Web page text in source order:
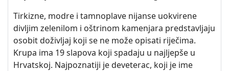
Tirkizne, modre i tamnoplave nijanse uokvirene
divljim zelenilom i oštrinom kamenjara predstavljaju
osobit doživljaj koji se ne može opisati riječima.
Krupa ima 19 slapova koji spadaju u najljepše u
Hrvatskoj. Najpoznatiji je deveterac, koji je ime